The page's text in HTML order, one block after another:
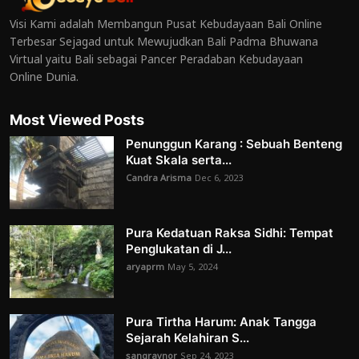
Visi Kami adalah Membangun Pusat Kebudayaan Bali Online
Terbesar Sejagad untuk Mewujudkan Bali Padma Bhuwana
Virtual yaitu Bali sebagai Pancer Peradaban Kebudayaan
Online Dunia.
Most Viewed Posts
Penunggun Karang : Sebuah Benteng
Kuat Skala serta...
Candra Arisma Dec 6, 2023
Pura Kedatuan Raksa Sidhi: Tempat
Penglukatan di J...
aryaprm May 5, 2024
Pura Tirtha Harum: Anak Tangga
Sejarah Kelahiran S...